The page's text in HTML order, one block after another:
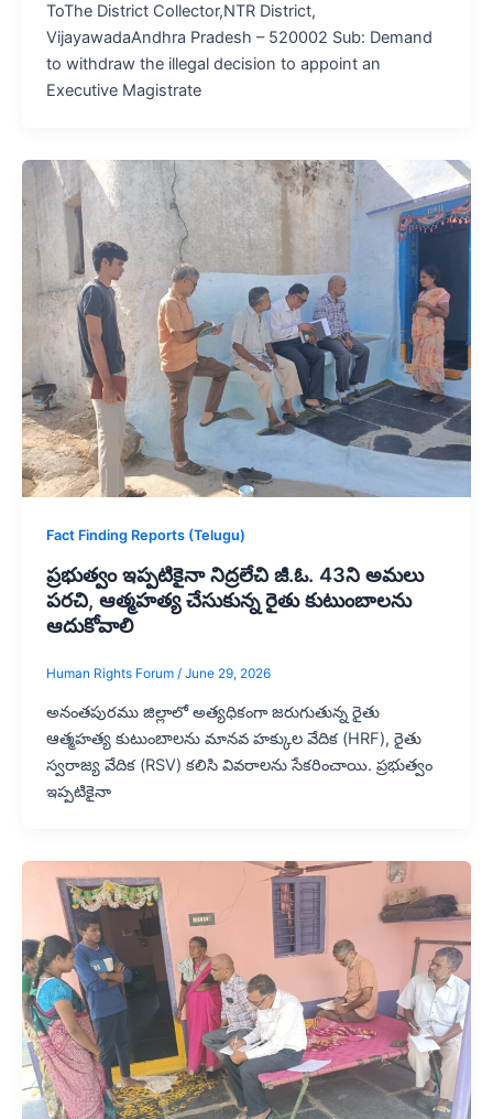
ToThe District Collector,NTR District,
VijayawadaAndhra Pradesh – 520002 Sub: Demand
to withdraw the illegal decision to appoint an
Executive Magistrate
Fact Finding Reports (Telugu)
ప్రభుత్వం ఇప్పటికైనా నిద్రలేచి జీ.ఓ. 43ని అమలు
పరచి, ఆత్మహత్య చేసుకున్న రైతు కుటుంబాలను
ఆదుకోవాలి
Human Rights Forum / June 29, 2026
అనంతపురము జిల్లాలో అత్యధికంగా జరుగుతున్న రైతు
ఆత్మహత్య కుటుంబాలను మానవ హక్కుల వేదిక (HRF), రైతు
స్వరాజ్య వేదిక (RSV) కలిసి వివరాలను సేకరించాయి. ప్రభుత్వం
ఇప్పటికైనా